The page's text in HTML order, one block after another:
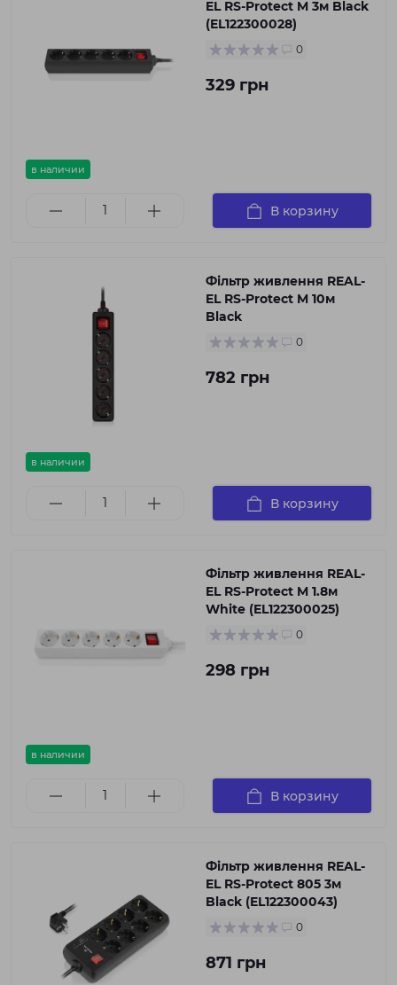
в наличии
EL RS-Protect M 3м Black
(EL122300028)
0
329 грн
В корзину
в наличии
Фільтр живлення REAL-
EL RS-Protect M 10м
Black
0
782 грн
В корзину
в наличии
Фільтр живлення REAL-
EL RS-Protect M 1.8м
White (EL122300025)
0
298 грн
В корзину
Фільтр живлення REAL-
EL RS-Protect 805 3м
Black (EL122300043)
0
871 грн